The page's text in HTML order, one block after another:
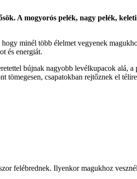
A mogyorós pelék, nagy pelék,
minél több élelmet vegyenek
és energiát.
bújnak nagyobb levélkupacok alá,
csapatokban rejtőznek el
felébrednek. Ilyenkor magukhoz